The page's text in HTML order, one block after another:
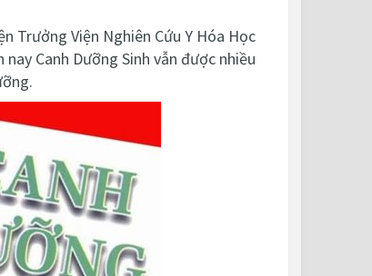
Trưởng Viện Nghiên Cứu Y Hóa Học
nay Canh Dưỡng Sinh vẫn được nhiều